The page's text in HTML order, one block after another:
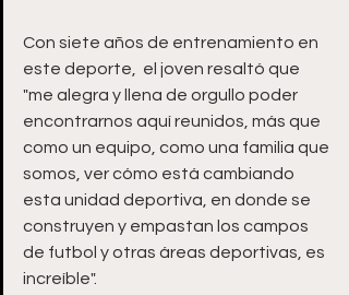
Con siete años de entrenamiento en
este deporte,  el joven resaltó que
"me alegra y llena de orgullo poder
encontrarnos aquí reunidos, más que
como un equipo, como una familia que
somos, ver cómo está cambiando
esta unidad deportiva, en donde se
construyen y empastan los campos
de futbol y otras áreas deportivas, es
increíble".